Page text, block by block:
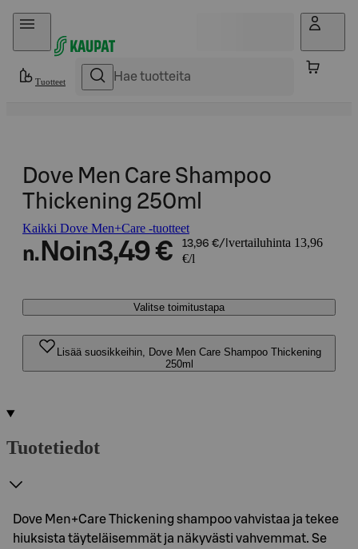
Hyppää sisältöön
Tuotteet
Dove Men Care Shampoo
Thickening 250ml
Kaikki Dove Men+Care -tuotteet
n. Noin3,49 € 13,96 €/l vertailuhinta 13,96
€/l
Valitse toimitustapa
Lisää suosikkeihin, Dove Men Care Shampoo Thickening
250ml
Tuotetiedot
Dove Men+Care Thickening shampoo vahvistaa ja tekee
hiuksista täyteläisemmät ja näkyvästi vahvemmat. Se